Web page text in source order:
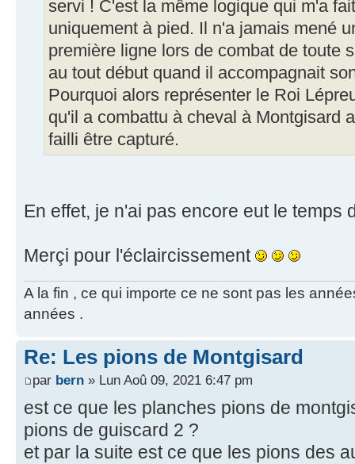
servi ! C'est la même logique qui m'a
uniquement à pied. Il n'a jamais mené
première ligne lors de combat de toute
au tout début quand il accompagnait
Pourquoi alors représenter le Roi
qu'il a combattu à cheval à Montgisard
failli être capturé.
En effet, je n'ai pas encore eut le temps
Merçi pour l'éclaircissement
A la fin , ce qui importe ce ne sont pas les
années .
Re: Les pions de Montgisard
par bern » Lun Aoû 09, 2021 6:47 pm
est ce que les planches pions de
pions de guiscard 2 ?
et par la suite est ce que les pions des